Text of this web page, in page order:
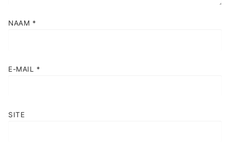
NAAM *
E-MAIL *
SITE